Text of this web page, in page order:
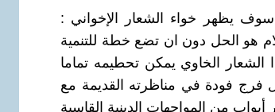
يظهر خواء الشعار الإخواني :
هو الحل دون ان تضع خطة للتنمية
الشعار الخاوي يمكن تحطيمه تماما
فرج فودة في مناظرته القديمة مع
من المواجهات الدينية القاسية